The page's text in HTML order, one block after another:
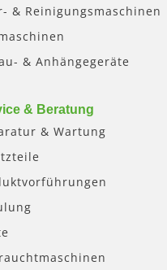
& Reinigungsmaschinen
& Anhängegeräte
& Beratung
& Wartung